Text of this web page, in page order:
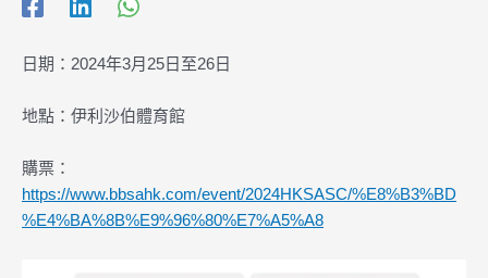
日期：2024年3月25日至26日
地點：伊利沙伯體育館
購票：
https://www.bbsahk.com/event/2024HKSASC/%E8%B3%BD
%E4%BA%8B%E9%96%80%E7%A5%A8